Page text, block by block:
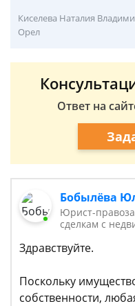
Киселева Наталия
Орел
Ответ на
Бобылёва
Юрист-
сделкам с
Здравствуйте.
Поскольку
собственности,